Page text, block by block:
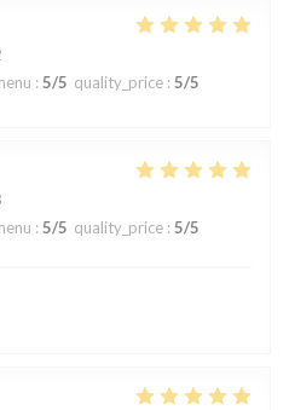
: 5/5 quality_price : 5/5
: 5/5 quality_price : 5/5